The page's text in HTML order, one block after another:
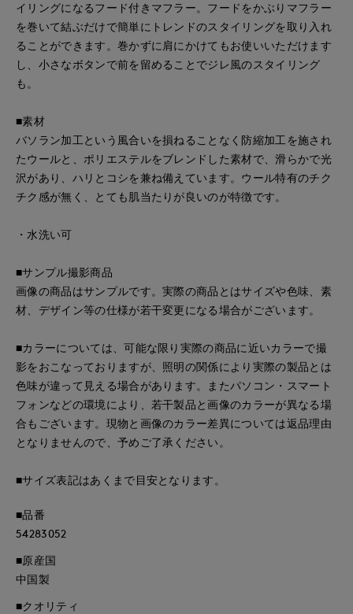
イリングになるフード付きマフラー。フードをかぶりマフラー
を巻いて結ぶだけで簡単にトレンドのスタイリングを取り入れ
ることができます。巻かずに肩にかけてもお使いいただけます
し、小さなボタンで前を留めることでジレ風のスタイリング
も。
■素材
バソラン加工という風合いを損ねることなく防縮加工を施され
たウールと、ポリエステルをブレンドした素材で、滑らかで光
沢があり、ハリとコシを兼ね備えています。ウール特有のチク
チク感が無く、とても肌当たりが良いのが特徴です。
・水洗い可
■サンプル撮影商品
画像の商品はサンプルです。実際の商品とはサイズや色味、素
材、デザイン等の仕様が若干変更になる場合がございます。
■カラーについては、可能な限り実際の商品に近いカラーで撮
影をおこなっておりますが、照明の関係により実際の製品とは
色味が違って見える場合があります。またパソコン・スマート
フォンなどの環境により、若干製品と画像のカラーが異なる場
合もございます。現物と画像のカラー差異については返品理由
となりませんので、予めご了承ください。
■サイズ表記はあくまで目安となります。
■品番
54283052
■原産国
中国製
■クオリティ